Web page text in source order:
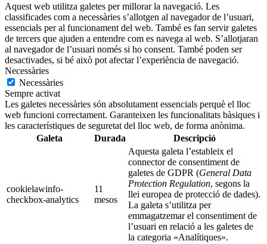
Aquest web utilitza galetes per millorar la navegació. Les
classificades com a necessàries s’allotgen al navegador de l’usuari,
essencials per al funcionament del web. També es fan servir galetes
de tercers que ajuden a entendre com es navega al web. S’allotjaran
al navegador de l’usuari només si ho consent. També poden ser
desactivades, si bé això pot afectar l’experiència de navegació.
Necessàries
Necessàries
Sempre activat
Les galetes necessàries són absolutament essencials perquè el lloc
web funcioni correctament. Garanteixen les funcionalitats bàsiques i
les característiques de seguretat del lloc web, de forma anònima.
Galeta
Durada Descripció
cookielawinfo-
checkbox-analytics
11
mesos
Aquesta galeta l’estableix el
connector de consentiment de
galetes de GDPR (General Data
Protection Regulation, segons la
llei europea de protecció de dades).
La galeta s’utilitza per
emmagatzemar el consentiment de
l’usuari en relació a les galetes de
la categoria «Analítiques».